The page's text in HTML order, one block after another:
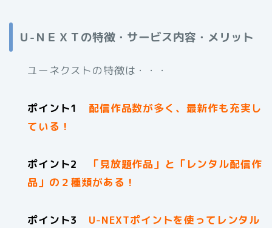
Ｕ-ＮＥＸＴの特徴・サービス内容・メリット
ユーネクストの特徴は・・・
ポイント1
配信作品数が多く、最新作も充実し
ている！
ポイント2
「見放題作品」と「レンタル配信作
品」の２種類がある！
ポイント3
U-NEXTポイントを使ってレンタル